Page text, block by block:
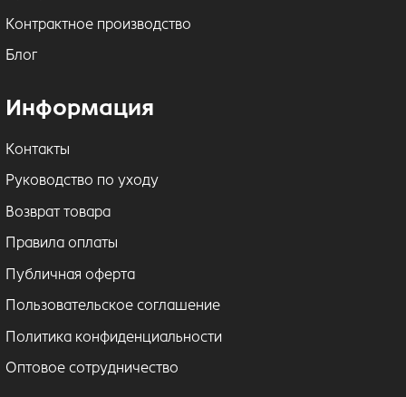
Контрактное производство
Блог
Информация
Контакты
Руководство по уходу
Возврат товара
Правила оплаты
Публичная оферта
Пользовательское соглашение
Политика конфиденциальности
Оптовое сотрудничество